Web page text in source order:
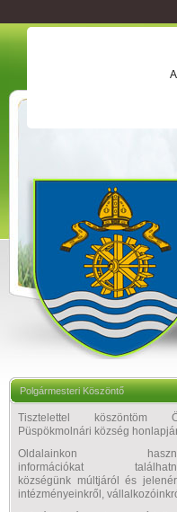
Polgármesteri Köszöntő
Tisztelettel köszöntöm
Püspökmolnári község
Oldalainkon
információkat
községünk múltjáról és
intézményeinkről,